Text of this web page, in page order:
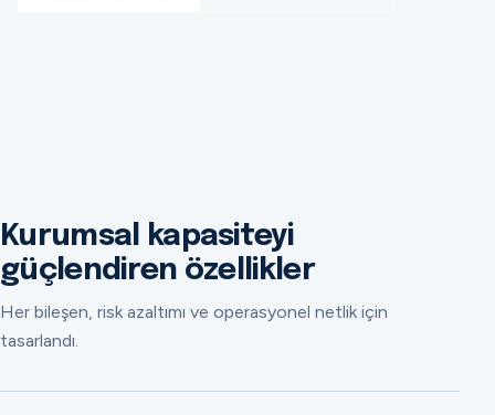
Kurumsal kapasiteyi
güçlendiren özellikler
Her bileşen, risk azaltımı ve operasyonel netlik için
tasarlandı.